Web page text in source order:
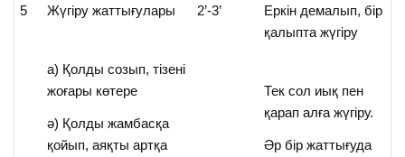
5 Жүгіру жаттығулары
а) Қолды созып, тізені
жоғары көтере
ә) Қолды жамбасқа
қойып, аяқты артқа
2’-3’
Еркін демалып, бір
қалыпта жүгіру
Тек сол иық пен
қарап алға жүгіру.
Әр бір жаттығуда